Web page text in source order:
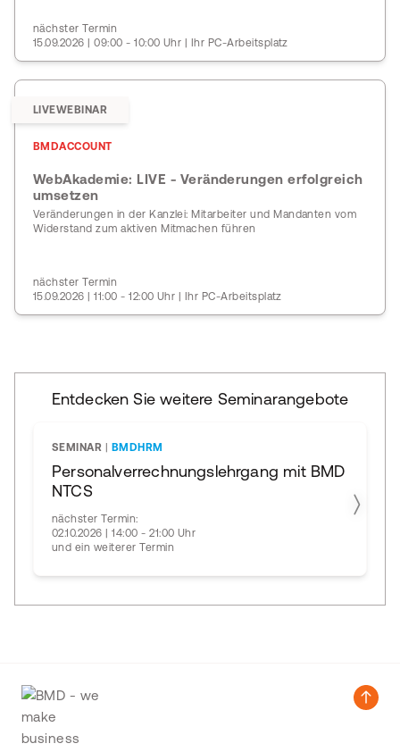
nächster Termin
15.09.2026 | 09:00 - 10:00 Uhr | Ihr PC-Arbeitsplatz
LIVEWEBINAR
BMDACCOUNT
WebAkademie: LIVE - Veränderungen erfolgreich
umsetzen
Veränderungen in der Kanzlei: Mitarbeiter und Mandanten vom
Widerstand zum aktiven Mitmachen führen
nächster Termin
15.09.2026 | 11:00 - 12:00 Uhr | Ihr PC-Arbeitsplatz
Entdecken Sie weitere Seminarangebote
SEMINAR BMDHRM
Personalverrechnungslehrgang mit BMD
NTCS
nächster Termin:
02.10.2026 | 14:00 - 21:00 Uhr
und ein weiterer Termin